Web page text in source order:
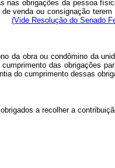
nas obrigações da pessoa
venda ou consignação
(Vide Resolução do Senado
da obra ou condômino da
das obrigações
do cumprimento dessas
a recolher a